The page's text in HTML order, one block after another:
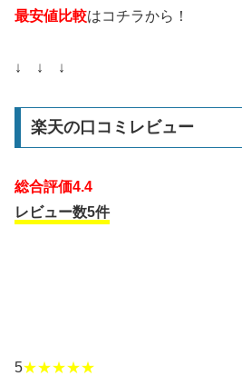
最安値比較はコチラから！
↓ ↓ ↓
楽天の口コミレビュー
総合評価4.4
レビュー数5件
5★★★★★